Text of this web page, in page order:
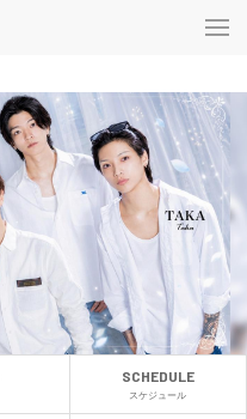
SCHEDULE
スケジュール